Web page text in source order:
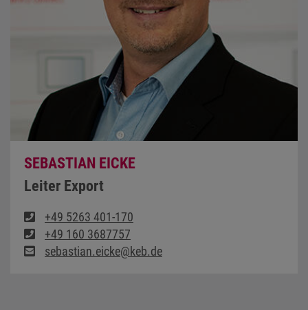
SEBASTIAN EICKE
Leiter Export
+49 5263 401-170
+49 160 3687757
sebastian.eicke@keb.de